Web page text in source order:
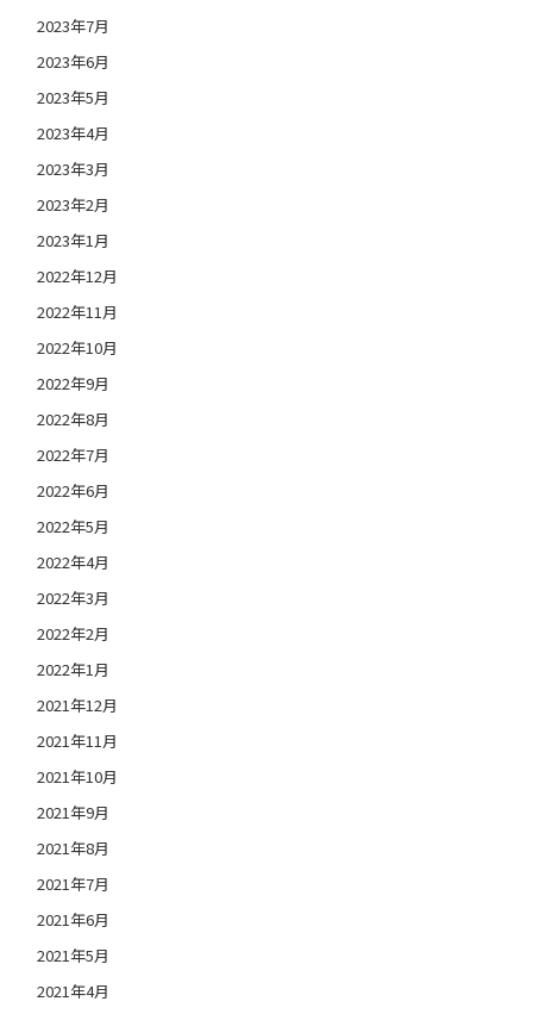
2023年7月
2023年6月
2023年5月
2023年4月
2023年3月
2023年2月
2023年1月
2022年12月
2022年11月
2022年10月
2022年9月
2022年8月
2022年7月
2022年6月
2022年5月
2022年4月
2022年3月
2022年2月
2022年1月
2021年12月
2021年11月
2021年10月
2021年9月
2021年8月
2021年7月
2021年6月
2021年5月
2021年4月